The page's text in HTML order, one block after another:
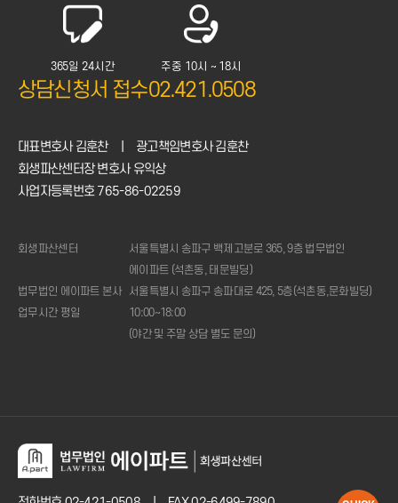
365일 24시간
상담신청서 접수
주중 10시 ~ 18시
02.421.0508
대표변호사 김훈찬
광고책임변호사 김훈찬
회생파산센터장 변호사 유익상
사업자등록번호 765-86-02259
회생파산센터
서울특별시 송파구 백제고분로 365, 9층 법무법인
에이파트 (석촌동, 태문빌딩)
법무법인 에이파트 본사
서울특별시 송파구 송파대로 425, 5층(석촌동,문화빌딩)
업무시간 평일
10:00~18:00
(야간 및 주말 상담 별도 문의)